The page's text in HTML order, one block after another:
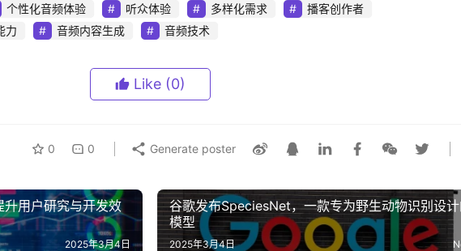
个性化音频体验 听众体验 多样化需求
播客创作者
力 音频内容生成 音频技术
Like (0)
0 0 Generate poster
用户研究与开发效
2025年3月4日
谷歌发布SpeciesNet，一款专为野生动物识别设
模型‌
2025年3月4日